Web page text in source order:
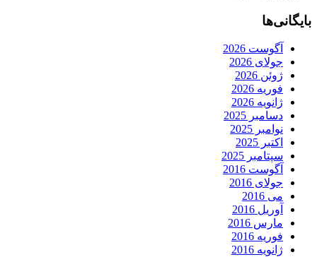
بایگانی‌ها
آگوست 2026
جولای 2026
ژوئن 2026
فوریه 2026
ژانویه 2026
دسامبر 2025
نوامبر 2025
اکتبر 2025
سپتامبر 2025
آگوست 2016
جولای 2016
می 2016
آوریل 2016
مارس 2016
فوریه 2016
ژانویه 2016